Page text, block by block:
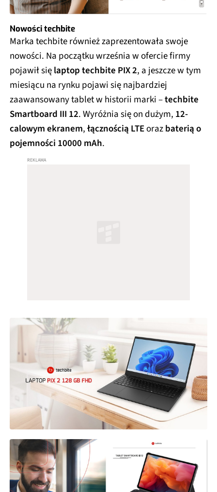
Nowości techbite
Marka techbite również zaprezentowała swoje
nowości. Na początku września w ofercie firmy
pojawił sięlaptop techbite PIX 2, a jeszcze w tym
miesiącu na rynku pojawi się najbardziej
zaawansowany tablet w historii marki –techbite
Smartboard III 12. Wyróżnia się on dużym, 12-
calowym ekranem,łącznością LTEorazbaterią o
pojemności 10000 mAh.